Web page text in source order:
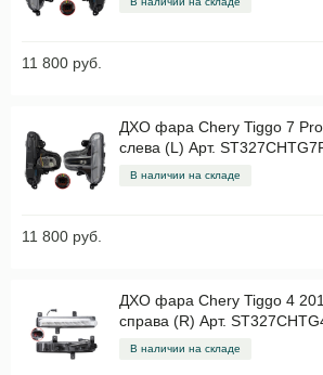
11 800 руб.
ДХО фара Chery Tiggo 7 Pro Max 2022-,
слева (L) Арт.
В наличии на складе
11 800 руб.
ДХО фара Chery Tiggo 4 2018-2023 FL1,
справа (R) Арт.
В наличии на складе